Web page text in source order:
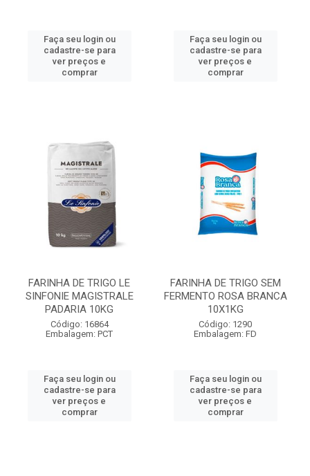
Faça seu login ou
cadastre-se para
ver preços e
comprar
Faça seu login ou
cadastre-se para
ver preços e
comprar
FARINHA DE TRIGO LE
SINFONIE MAGISTRALE
PADARIA 10KG
Código: 16864
Embalagem: PCT
Faça seu login ou
cadastre-se para
ver preços e
comprar
FARINHA DE TRIGO SEM
FERMENTO ROSA BRANCA
10X1KG
Código: 1290
Embalagem: FD
Faça seu login ou
cadastre-se para
ver preços e
comprar